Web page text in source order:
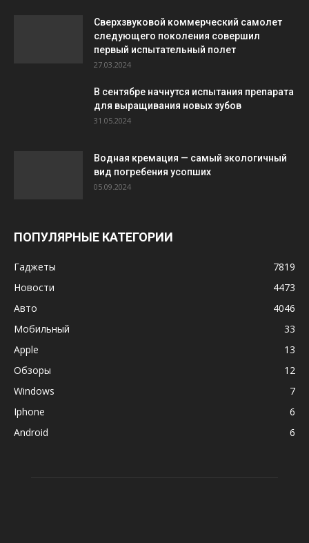
Сверхзвуковой коммерческий самолет
следующего поколения совершил
первый испытательный полет
27.03.2024
В сентябре начнутся испытания препарата
для выращивания новых зубов
31.05.2024
Водная кремация — самый экологичный
вид погребения усопших
05.09.2024
ПОПУЛЯРНЫЕ КАТЕГОРИИ
Гаджеты
7819
Новости
4473
Авто
4046
Мобильный
33
Apple
13
Обзоры
12
Windows
7
Iphone
6
Android
6